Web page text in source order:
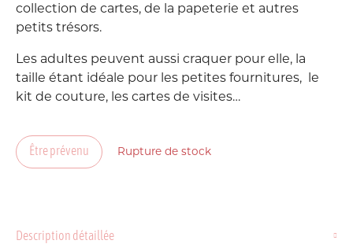
collection de cartes, de la papeterie et autres
petits trésors.
Les adultes peuvent aussi craquer pour elle, la
taille étant idéale pour les petites fournitures, le
kit de couture, les cartes de visites…
Être prévenu Rupture de stock
Description détaillée